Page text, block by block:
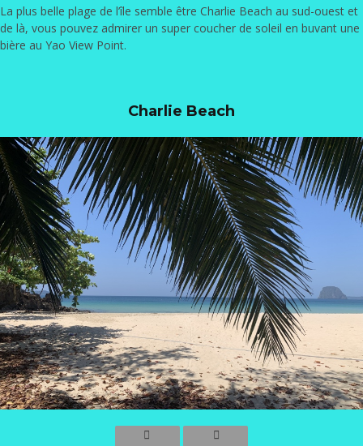
La plus belle plage de l’île semble être Charlie Beach au sud-ouest et
de là, vous pouvez admirer un super coucher de soleil en buvant une
bière au Yao View Point.
Charlie Beach